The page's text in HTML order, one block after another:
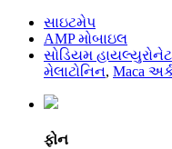
સાઇટમેપ
AMP મોબાઇલ
સોડિયમ હાયલ્યુરોનેટ
મેલાટોનિન, Maca
ફોન